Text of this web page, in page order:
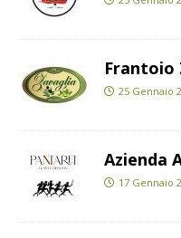
Frantoio
25 Gennaio
Azienda
17 Gennaio